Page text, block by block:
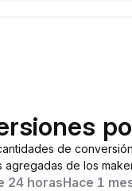
de
agregadas de los
24 horasHace 1